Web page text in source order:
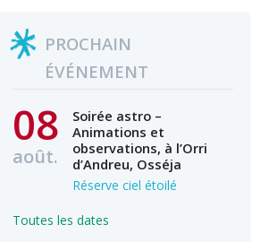
PROCHAIN
ÉVÉNEMENT
08
août.
Soirée astro –
Animations et
observations, à l’Orri
d’Andreu, Osséja
Réserve ciel étoilé
Toutes les dates